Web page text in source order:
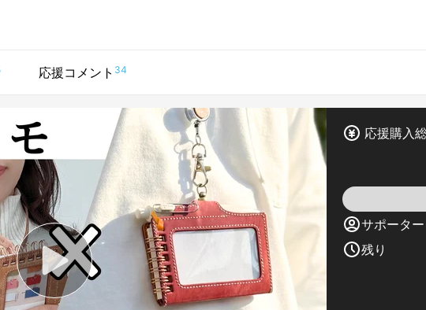
応援コメント 34
応援購入
サポーター
残り